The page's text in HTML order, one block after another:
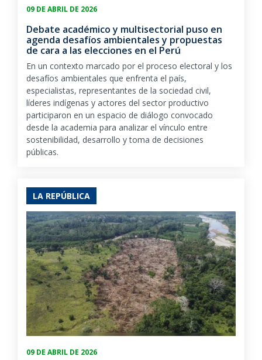
09 DE ABRIL DE 2026
Debate académico y multisectorial puso en
agenda desafíos ambientales y propuestas
de cara a las elecciones en el Perú
En un contexto marcado por el proceso electoral y los
desafíos ambientales que enfrenta el país,
especialistas, representantes de la sociedad civil,
líderes indígenas y actores del sector productivo
participaron en un espacio de diálogo convocado
desde la academia para analizar el vínculo entre
sostenibilidad, desarrollo y toma de decisiones
públicas.
LA REPÚBLICA
09 DE ABRIL DE 2026